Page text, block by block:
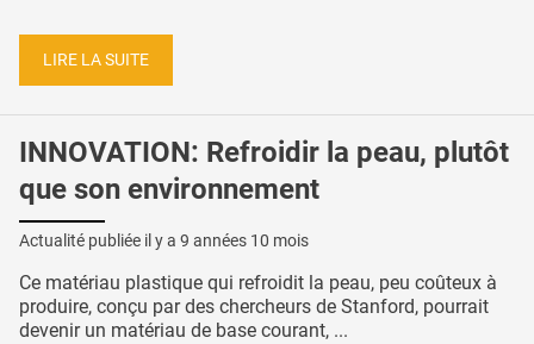
LIRE LA SUITE
INNOVATION: Refroidir la peau, plutôt
que son environnement
Actualité publiée il y a 9 années 10 mois
Ce matériau plastique qui refroidit la peau, peu coûteux à
produire, conçu par des chercheurs de Stanford, pourrait
devenir un matériau de base courant, ...